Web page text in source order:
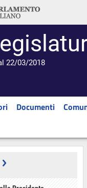
22/03/2018
Documenti